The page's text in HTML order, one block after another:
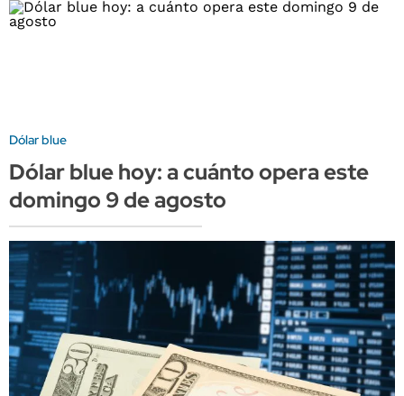
Dólar blue
Dólar blue hoy: a cuánto opera este
domingo 9 de agosto